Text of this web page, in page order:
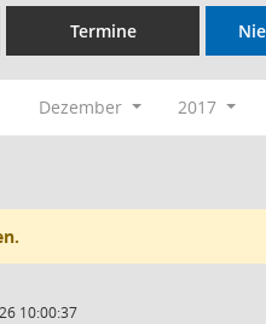
Termine
Dezember 2017
10:00:37